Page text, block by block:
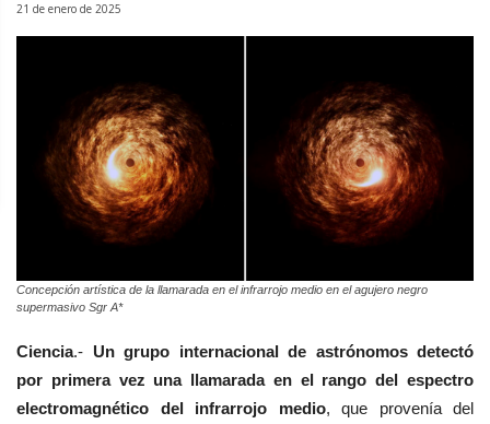
21 de enero de 2025
Concepción artística de la llamarada en el infrarrojo medio en el agujero negro
supermasivo Sgr A*
Ciencia.- Un grupo internacional de astrónomos detectó
por primera vez una llamarada en el rango del espectro
electromagnético del infrarrojo medio, que provenía del